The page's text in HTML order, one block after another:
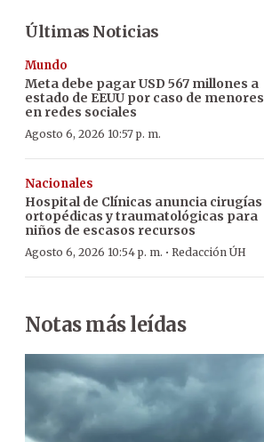
Últimas Noticias
Mundo
Meta debe pagar USD 567 millones a
estado de EEUU por caso de menores
en redes sociales
Agosto 6, 2026 10:57 p. m.
Nacionales
Hospital de Clínicas anuncia cirugías
ortopédicas y traumatológicas para
niños de escasos recursos
Agosto 6, 2026 10:54 p. m. · Redacción ÚH
Notas más leídas